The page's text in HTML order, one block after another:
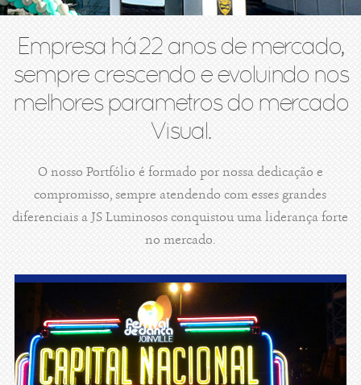
Empresa há 22 anos de mercado,
sempre crescendo e evoluindo nos
melhores parametros do mercado
Visual.
O nosso Portfólio é formado por nossa dedicação e
compromisso, sempre atendendo com esses grandes
diferenciais a JS Luminosos conquistou uma liderança forte
no mercado.